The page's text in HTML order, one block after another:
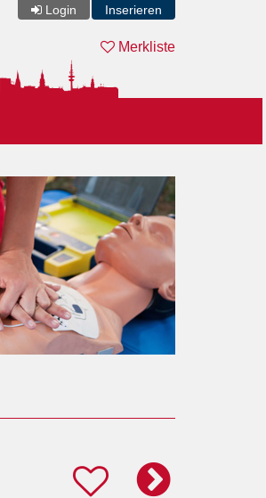
Login Inserieren
Merkliste